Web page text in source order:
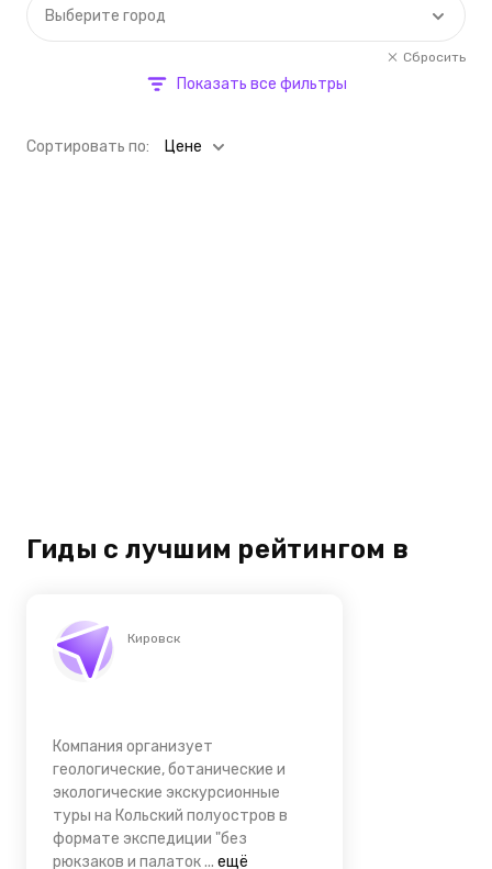
Выберите город
Сбросить
Показать все фильтры
Cортировать по: Цене
Гиды с лучшим рейтингом в
Кировск
Компания организует
геологические, ботанические и
экологические экскурсионные
туры на Кольский полуостров в
формате экспедиции "без
рюкзаков и палаток... ещё